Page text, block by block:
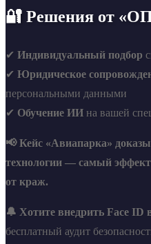
🔐 Решения от
✔ Индивидуальный подбор
✔ Юридическое
персональными данными
✔ Обучение ИИ на вашей
📢 Кейс «Авиапарка»
технологии — самый
от краж.
🔔 Хотите внедрить Face ID
бесплатный аудит